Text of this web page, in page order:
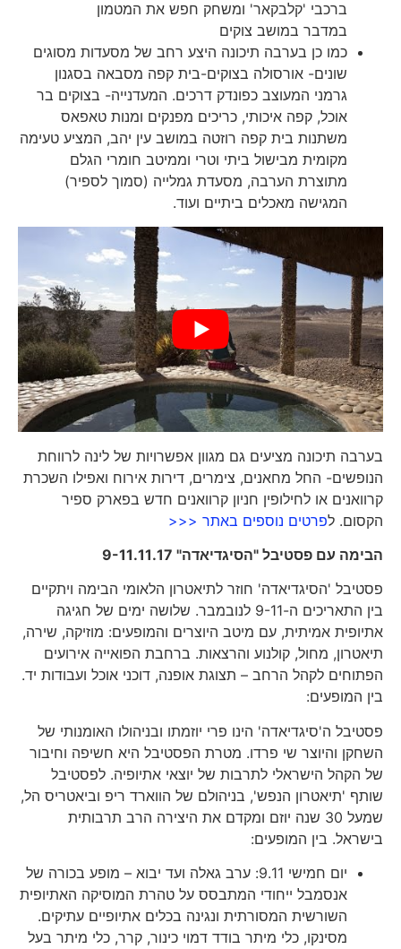
ברכבי 'קלבקאר' ומשחק חפש את המטמון
במדבר במושב צוקים
כמו כן בערבה תיכונה היצע רחב של מסעדות מסוגים
שונים- אורסולה בצוקים-בית קפה מסבאה בסגנון
גרמני המעוצב כפונדק דרכים. המעדנייה- בצוקים בר
אוכל, קפה איכותי, כריכים מפנקים ומנות טאפאס
משתנות בית קפה רוזטה במושב עין יהב, המציע טעימה
מקומית מבישול ביתי וטרי וממיטב חומרי הגלם
מתוצרת הערבה, מסעדת גמלייה (סמוך לספיר)
המגישה מאכלים ביתיים ועוד.
בערבה תיכונה מציעים גם מגוון אפשרויות של לינה לרווחת
הנופשים- החל מחאנים, צימרים, דירות אירוח ואפילו השכרת
קרוואנים או לחילופין חניון קרוואנים חדש בפארק ספיר
הקסום. לפרטים נוספים באתר <<<
הבימה עם פסטיבל "הסיגדיאדה" 9-11.11.17
פסטיבל 'הסיגדיאדה' חוזר לתיאטרון הלאומי הבימה ויתקיים
בין התאריכים ה-9-11 לנובמבר. שלושה ימים של חגיגה
אתיופית אמיתית, עם מיטב היוצרים והמופעים: מוזיקה, שירה,
תיאטרון, מחול, קולנוע והרצאות. ברחבת הפואייה אירועים
הפתוחים לקהל הרחב – תצוגת אופנה, דוכני אוכל ועבודות יד.
בין המופעים:
פסטיבל ה'סיגדיאדה' הינו פרי יוזמתו ובניהולו האומנותי של
השחקן והיוצר שי פרדו. מטרת הפסטיבל היא חשיפה וחיבור
של הקהל הישראלי לתרבות של יוצאי אתיופיה. לפסטיבל
שותף 'תיאטרון הנפש', בניהולם של הווארד ריפ וביאטריס הל,
שמעל 30 שנה יוזם ומקדם את היצירה הרב תרבותית
בישראל. בין המופעים:
יום חמישי 9.11: ערב גאלה ועד יבוא – מופע בכורה של
אנסמבל ייחודי המתבסס על טהרת המוסיקה האתיופית
השורשית המסורתית ונגינה בכלים אתיופיים עתיקים.
מסינקו, כלי מיתר בודד דמוי כינור, קרר, כלי מיתר בעל